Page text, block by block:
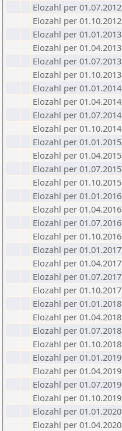
Elozahl per 01.07.2012
Elozahl per 01.10.2012
Elozahl per 01.01.2013
Elozahl per 01.04.2013
Elozahl per 01.07.2013
Elozahl per 01.10.2013
Elozahl per 01.01.2014
Elozahl per 01.04.2014
Elozahl per 01.07.2014
Elozahl per 01.10.2014
Elozahl per 01.01.2015
Elozahl per 01.04.2015
Elozahl per 01.07.2015
Elozahl per 01.10.2015
Elozahl per 01.01.2016
Elozahl per 01.04.2016
Elozahl per 01.07.2016
Elozahl per 01.10.2016
Elozahl per 01.01.2017
Elozahl per 01.04.2017
Elozahl per 01.07.2017
Elozahl per 01.10.2017
Elozahl per 01.01.2018
Elozahl per 01.04.2018
Elozahl per 01.07.2018
Elozahl per 01.10.2018
Elozahl per 01.01.2019
Elozahl per 01.04.2019
Elozahl per 01.07.2019
Elozahl per 01.10.2019
Elozahl per 01.01.2020
Elozahl per 01.04.2020